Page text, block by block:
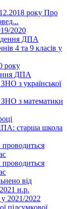
року Про
2020
ДПА
4 та 9 класів у
року
ДПА
з української
з математики
старша школа
проводиться
проводиться
від
н.р.
2021/2022